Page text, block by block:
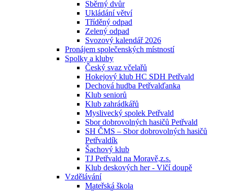
Sběrný dvůr
Ukládání větví
Tříděný odpad
Zelený odpad
Svozový kalendář 2026
Pronájem společenských místností
Spolky a kluby
Český svaz včelařů
Hokejový klub HC SDH Petřvald
Dechová hudba Petřvalďanka
Klub seniorů
Klub zahrádkářů
Myslivecký spolek Petřvald
Sbor dobrovolných hasičů Petřvald
SH ČMS – Sbor dobrovolných hasičů
Petřvaldík
Šachový klub
TJ Petřvald na Moravě,z.s.
Klub deskových her - Vlčí doupě
Vzdělávání
Mateřská škola